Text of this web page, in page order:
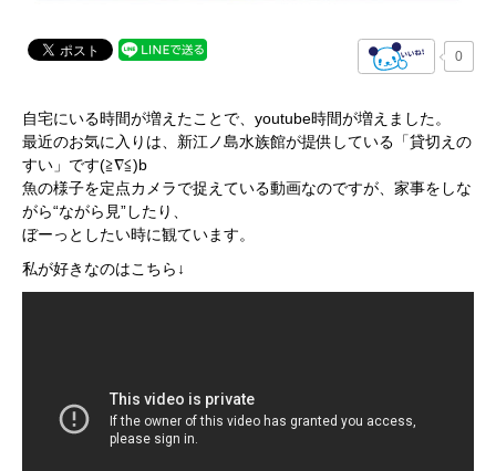
0
自宅にいる時間が増えたことで、youtube時間が増えました。
最近のお気に入りは、新江ノ島水族館が提供している「貸切えの
すい」です(≧∇≦)b
魚の様子を定点カメラで捉えている動画なのですが、家事をしな
がら“ながら見”したり、
ぼーっとしたい時に観ています。
私が好きなのはこちら↓